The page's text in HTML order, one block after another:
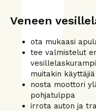
Veneen
ota mukaasi
tee valmistelut
muitakin käyttäjiä
nosta moottori
pohjatulppa
irrota auton ja